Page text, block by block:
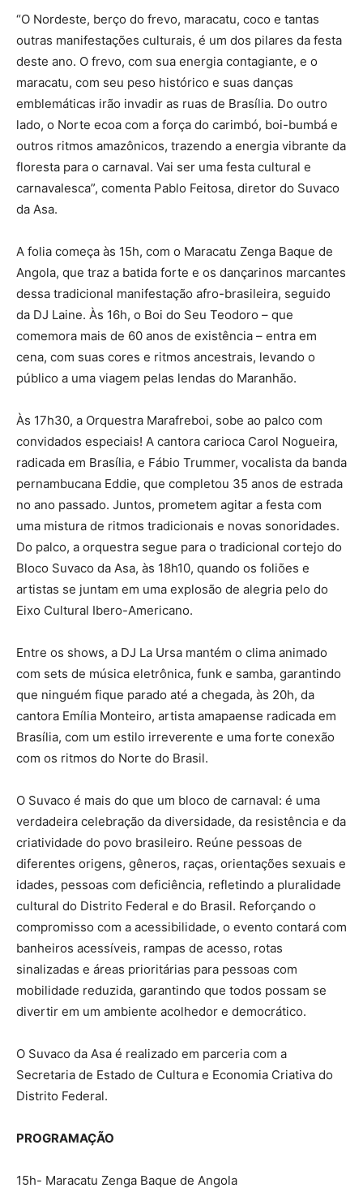
“O Nordeste, berço do frevo, maracatu, coco e tantas
outras manifestações culturais, é um dos pilares da festa
deste ano. O frevo, com sua energia contagiante, e o
maracatu, com seu peso histórico e suas danças
emblemáticas irão invadir as ruas de Brasília. Do outro
lado, o Norte ecoa com a força do carimbó, boi-bumbá e
outros ritmos amazônicos, trazendo a energia vibrante da
floresta para o carnaval. Vai ser uma festa cultural e
carnavalesca”, comenta Pablo Feitosa, diretor do Suvaco
da Asa.
A folia começa às 15h, com o Maracatu Zenga Baque de
Angola, que traz a batida forte e os dançarinos marcantes
dessa tradicional manifestação afro-brasileira, seguido
da DJ Laine. Às 16h, o Boi do Seu Teodoro – que
comemora mais de 60 anos de existência – entra em
cena, com suas cores e ritmos ancestrais, levando o
público a uma viagem pelas lendas do Maranhão.
Às 17h30, a Orquestra Marafreboi, sobe ao palco com
convidados especiais! A cantora carioca Carol Nogueira,
radicada em Brasília, e Fábio Trummer, vocalista da banda
pernambucana Eddie, que completou 35 anos de estrada
no ano passado. Juntos, prometem agitar a festa com
uma mistura de ritmos tradicionais e novas sonoridades.
Do palco, a orquestra segue para o tradicional cortejo do
Bloco Suvaco da Asa, às 18h10, quando os foliões e
artistas se juntam em uma explosão de alegria pelo do
Eixo Cultural Ibero-Americano.
Entre os shows, a DJ La Ursa mantém o clima animado
com sets de música eletrônica, funk e samba, garantindo
que ninguém fique parado até a chegada, às 20h, da
cantora Emília Monteiro, artista amapaense radicada em
Brasília, com um estilo irreverente e uma forte conexão
com os ritmos do Norte do Brasil.
O Suvaco é mais do que um bloco de carnaval: é uma
verdadeira celebração da diversidade, da resistência e da
criatividade do povo brasileiro. Reúne pessoas de
diferentes origens, gêneros, raças, orientações sexuais e
idades, pessoas com deficiência, refletindo a pluralidade
cultural do Distrito Federal e do Brasil. Reforçando o
compromisso com a acessibilidade, o evento contará com
banheiros acessíveis, rampas de acesso, rotas
sinalizadas e áreas prioritárias para pessoas com
mobilidade reduzida, garantindo que todos possam se
divertir em um ambiente acolhedor e democrático.
O Suvaco da Asa é realizado em parceria com a
Secretaria de Estado de Cultura e Economia Criativa do
Distrito Federal.
PROGRAMAÇÃO
15h- Maracatu Zenga Baque de Angola